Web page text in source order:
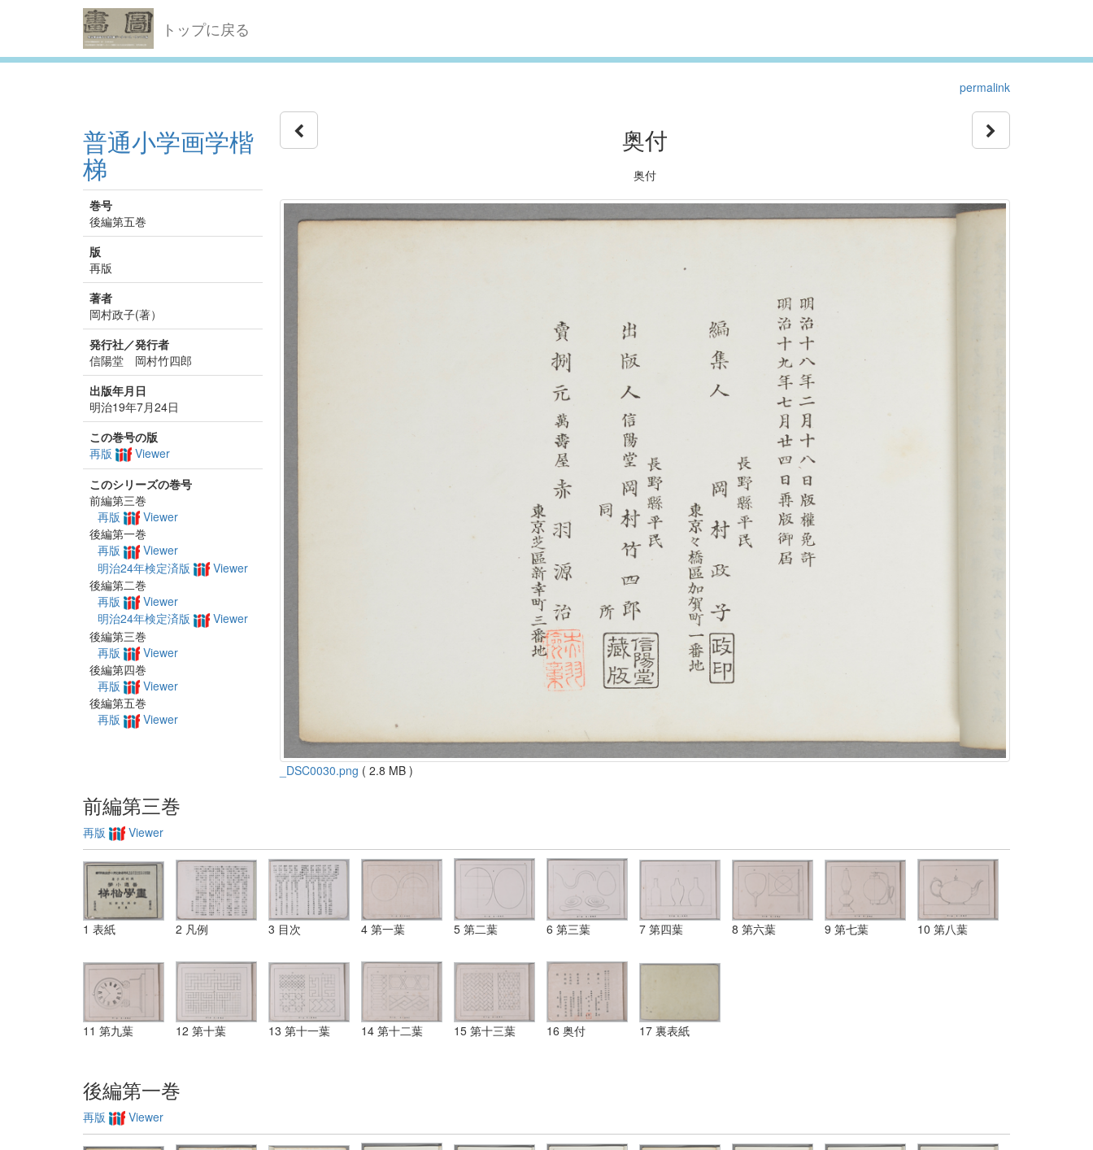
トップに戻る
permalink
普通小学画学楷
梯
巻号
後編第五巻
版
再版
著者
岡村政子(著）
発行社／発行者
信陽堂 岡村竹四郎
出版年月日
明治19年7月24日
この巻号の版
再版
Viewer
このシリーズの巻号
前編第三巻
再版
Viewer
後編第一巻
再版
Viewer
明治24年検定済版
Viewer
後編第二巻
再版
Viewer
明治24年検定済版
Viewer
後編第三巻
再版
Viewer
後編第四巻
再版
Viewer
後編第五巻
再版
Viewer
奥付
奥付
_DSC0030.png ( 2.8 MB )
前編第三巻
再版 Viewer
1 表紙 2 凡例 3 目次 4 第一葉 5 第二葉 6 第三葉 7 第四葉 8 第六葉 9 第七葉 10 第八葉
11 第九葉 12 第十葉 13 第十一葉 14 第十二葉 15 第十三葉 16 奥付 17 裏表紙
後編第一巻
再版 Viewer